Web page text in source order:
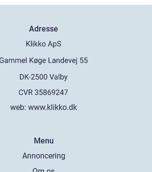
Adresse
web: www.klikko.dk
Menu
Annoncering